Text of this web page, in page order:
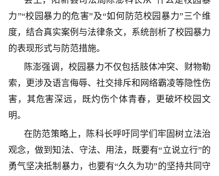
力”“校园暴力的危害”及“如何防范校园暴力”三个维
度，结合真实案例与法律条文，系统剖析了校园暴力
的表现形式与防范措施。
陈澎强调，校园暴力不仅包括肢体冲突、财物勒
索，更涉及语言侮辱、社交排斥和网络霸凌等隐性伤
害，其危害深远，既灼伤个体青春，更破坏校园文
明。
在防范策略上，陈科长呼吁同学们牢固树立法治
观念，做到知法、守法、用法，既要有“立说立行”的
勇气坚决抵制暴力，也要有“久久为功”的坚持共同守